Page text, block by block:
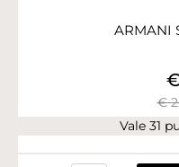
ARMANI
€
Vale 31